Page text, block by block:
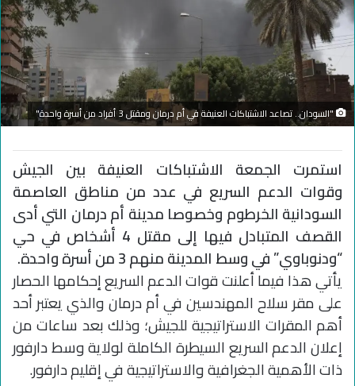
"السودان.. تصاعد الاشتباكات العنيفة في أم درمان ومقتل 3 أفراد من أسرة واحدة"
استمرت الجمعة الاشتباكات العنيفة بين الجيش
وقوات الدعم السريع في عدد من مناطق العاصمة
السودانية الخرطوم وخصوصا مدينة أم درمان التي أدى
القصف المتبادل فيها إلى مقتل 4 أشخاص في حي
“ودنوباوي” في وسط المدينة منهم 3 من أسرة واحدة.
يأتي هذا فيما أعلنت قوات الدعم السريع إحكامها الحصار
على مقر سلاح المهندسين في أم درمان والذي يعتبر أحد
أهم المقرات الاستراتيجية للجيش؛ وذلك بعد ساعات من
إعلان الدعم السريع السيطرة الكاملة لولاية وسط دارفور
ذات الأهمية الجغرافية والاستراتيجية في إقليم دارفور.